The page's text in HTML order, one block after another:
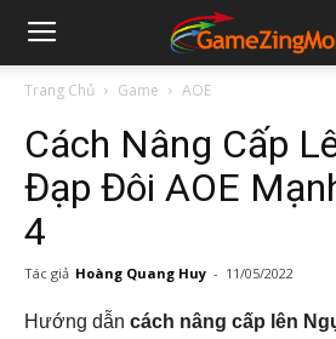
Trang Chủ Game AOE
Cách Nâng Cấp
Đạp Đôi AOE
4
Tác giả Hoàng Quang Huy - 11/05/2022
Hướng dẫn cách nâng cấp lên